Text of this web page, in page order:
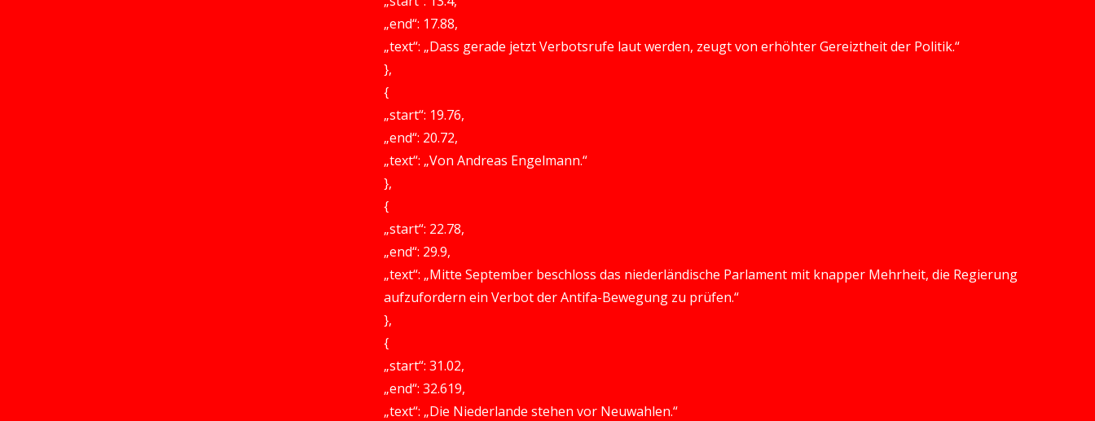
„end“: 17.88,
„text“: „Dass gerade jetzt Verbotsrufe laut werden, zeugt von erhöhter Gereiztheit der Politik.“
},
{
„start“: 19.76,
„end“: 20.72,
„text“: „Von Andreas Engelmann.“
},
{
„start“: 22.78,
„end“: 29.9,
„text“: „Mitte September beschloss das niederländische Parlament mit knapper Mehrheit, die Regierung
aufzufordern ein Verbot der Antifa-Bewegung zu prüfen.“
},
{
„start“: 31.02,
„end“: 32.619,
„text“: „Die Niederlande stehen vor Neuwahlen.“